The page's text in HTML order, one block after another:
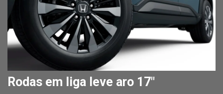
Rodas em liga leve aro 17"